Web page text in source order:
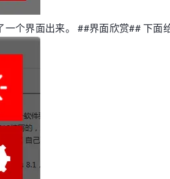
个界面出来。 ##界面欣赏## 下面